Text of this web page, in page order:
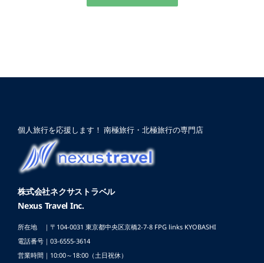
個人旅行を応援します！ 南極旅行・北極旅行の専門店
株式会社ネクサストラベル
Nexus Travel Inc.
所在地 ｜〒104-0031 東京都中央区京橋2-7-8 FPG links KYOBASHI
電話番号｜03-6555-3614
営業時間｜10:00～18:00（土日祝休）